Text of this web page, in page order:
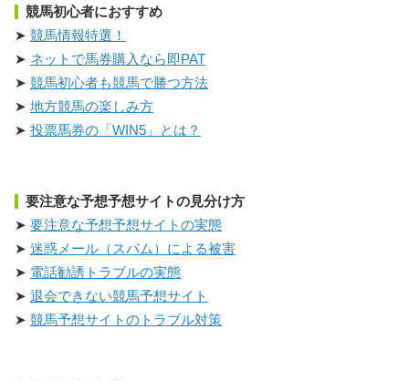
競馬初心者におすすめ
競馬情報特選！
ネットで馬券購入なら即PAT
競馬初心者も競馬で勝つ方法
地方競馬の楽しみ方
投票馬券の「WIN5」とは？
要注意な予想予想サイトの見分け方
要注意な予想予想サイトの実態
迷惑メール（スパム）による被害
電話勧誘トラブルの実態
退会できない競馬予想サイト
競馬予想サイトのトラブル対策